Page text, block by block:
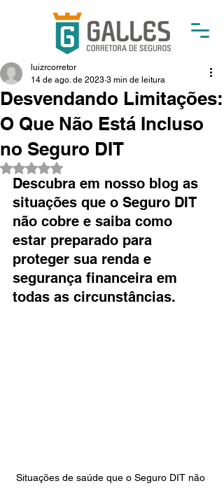
Desvendando Limitações:
O Que Não Está Incluso
no Seguro DIT
luizrcorretor
14 de ago. de 2023 3 min de leitura
Avaliado com NaN de 5 estrelas.
Descubra em nosso blog as
situações que o Seguro DIT
não cobre e saiba como
estar preparado para
proteger sua renda e
segurança financeira em
todas as circunstâncias.
Situações de saúde que o Seguro DIT não